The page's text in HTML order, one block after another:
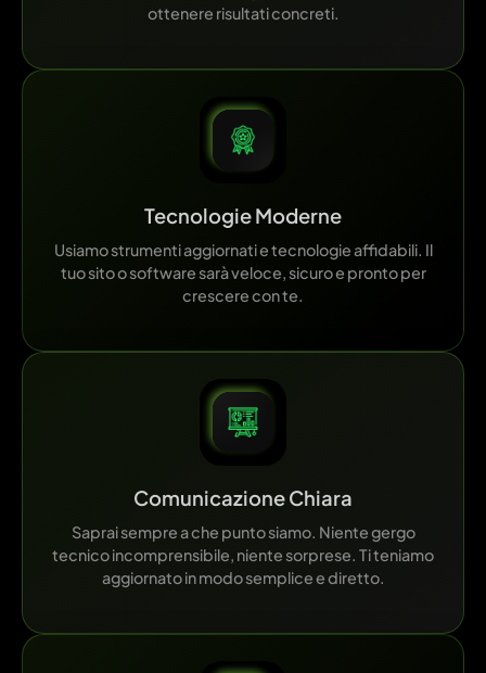
ottenere risultati concreti.
Tecnologie Moderne
Usiamo strumenti aggiornati e tecnologie affidabili. Il
tuo sito o software sarà veloce, sicuro e pronto per
crescere con te.
Comunicazione Chiara
Saprai sempre a che punto siamo. Niente gergo
tecnico incomprensibile, niente sorprese. Ti teniamo
aggiornato in modo semplice e diretto.